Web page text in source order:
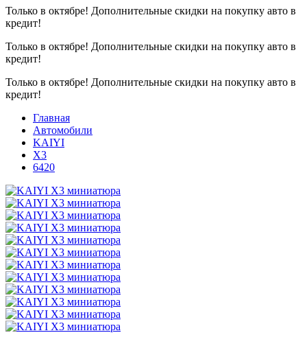
Только в октябре! Дополнительные скидки на покупку авто в
кредит!
Только в октябре! Дополнительные скидки на покупку авто в
кредит!
Только в октябре! Дополнительные скидки на покупку авто в
кредит!
Главная
Автомобили
KAIYI
X3
6420